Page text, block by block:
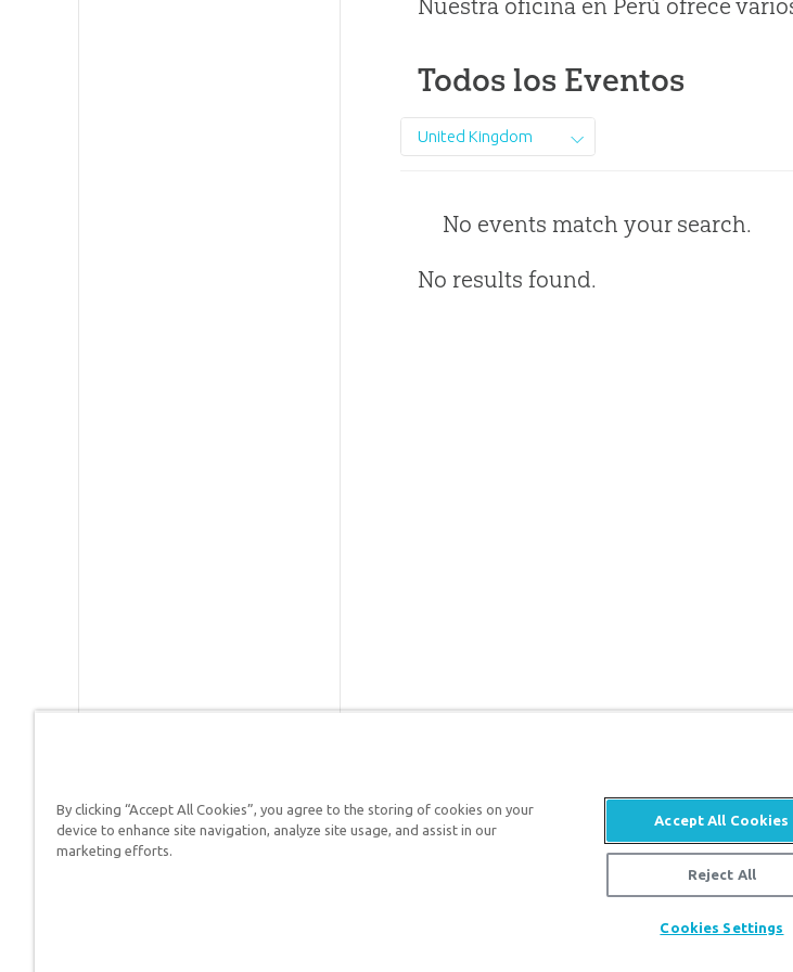
Nuestra oficina en Perú ofrece
Todos los Eventos
United Kingdom
No events match your search.
No results found.
Respuestas en Génesis es un ministerio de apologética, dedicado a
defender su fe y proclamar el evangelio de Jesucristo.
Available
By clicking “Accept All Cookies”, you agree to the storing of cookies on your
device to enhance site navigation, analyze site usage, and assist in our
marketing efforts.
Accept All Cookies
Reject All
Cookies Settings